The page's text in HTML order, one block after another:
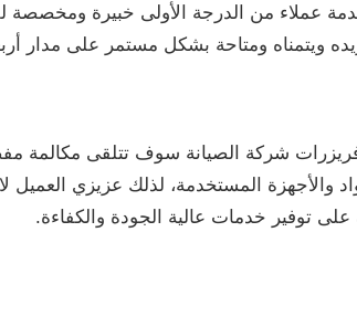
عملاء من الدرجة الأولى خبيرة ومخصصة
ويتمناه ومتاحة بشكل مستمر على مدار
شركة الصيانة سوف تتلقى مكالمة
والأجهزة المستخدمة، لذلك عزيزي العميل
توفير خدمات عالية الجودة والكفاءة.